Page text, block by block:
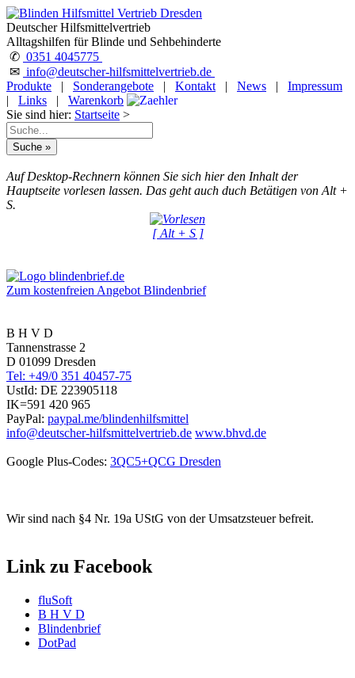
Deutscher Hilfsmittelvertrieb
Alltagshilfen für Blinde und Sehbehinderte
✆ 0351 4045775
✉ info@deutscher-hilfsmittelvertrieb.de
Produkte
| Sonderangebote | Kontakt | News |
Impressum
|
Links |
Warenkorb
Sie sind hier: Startseite >
Auf Desktop-Rechnern können Sie sich hier den Inhalt der
Hauptseite vorlesen lassen. Das geht auch duch Betätigen von Alt +
S.
[ Alt + S ]
Zum kostenfreien Angebot Blindenbrief
B H V D
Tannenstrasse 2
D 01099 Dresden
Tel: +49/0 351 40457-75
UstId: DE 223905118
IK=591 420 965
PayPal: paypal.me/blindenhilfsmittel
info@deutscher-hilfsmittelvertrieb.de www.bhvd.de
Google Plus-Codes: 3QC5+QCG Dresden
Wir sind nach §4 Nr. 19a UStG von der Umsatzsteuer befreit.
Link zu Facebook
fluSoft
B H V D
Blindenbrief
DotPad